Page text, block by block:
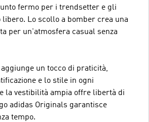
fermo per i trendsetter e gli
Lo scollo a bomber crea una
per un'atmosfera casual senza
un tocco di praticità,
e lo stile in ogni
la vestibilità ampia offre libertà di
adidas Originals garantisce
tempo.